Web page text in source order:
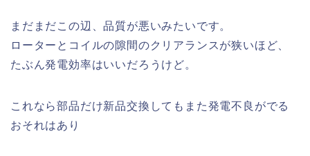
まだまだこの辺、品質が悪いみたいです。
ローターとコイルの隙間のクリアランスが狭いほど、
たぶん発電効率はいいだろうけど。
これなら部品だけ新品交換してもまた発電不良がでる
おそれはあり